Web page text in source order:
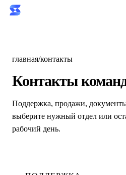
главная/контакты
Контакты
Поддержка, продажи,
выберите нужный отдел или
рабочий день.